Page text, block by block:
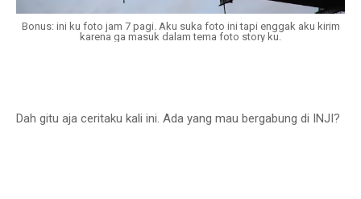
Bonus: ini ku foto jam 7 pagi. Aku suka foto ini tapi enggak aku kirim
karena ga masuk dalam tema foto story ku.
Dah gitu aja ceritaku kali ini. Ada yang mau bergabung di INJI?